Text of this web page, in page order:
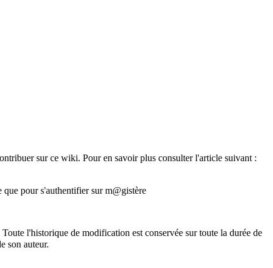
sur ce wiki. Pour en savoir plus consulter l'article suivant :
que pour s'authentifier sur m@gistère
l'historique de modification est conservée sur toute la durée de
son auteur.